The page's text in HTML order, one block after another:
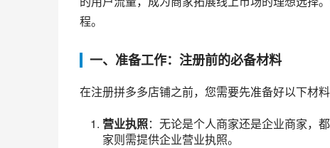
程。
一、准备工作：注册前的必备材料
在注册拼多多店铺之前，您需要先准备好以下材料
营业执照：无论是个人商家还是企业商家，
家则需提供企业营业执照。